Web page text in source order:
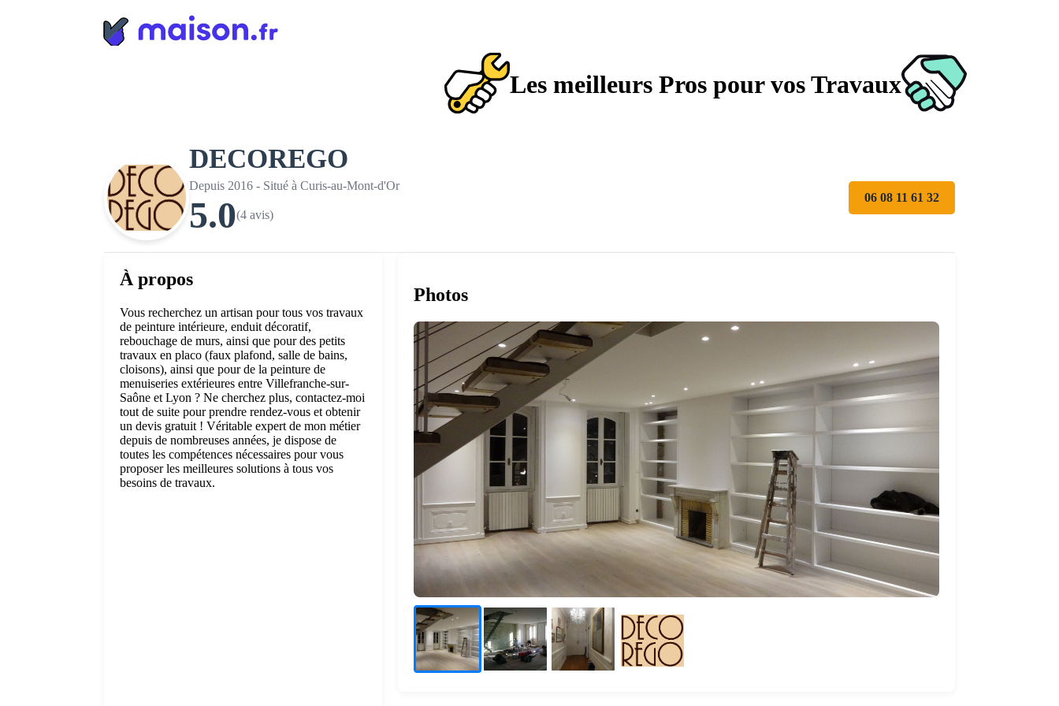
Les meilleurs Pros pour vos Travaux
DECOREGO
Depuis 2016 - Situé à Curis-au-Mont-d'Or
5.0(4 avis)
06 08 11 61 32
À propos
Vous recherchez un artisan pour tous vos travaux
de peinture intérieure, enduit décoratif,
rebouchage de murs, ainsi que pour des petits
travaux en placo (faux plafond, salle de bains,
cloisons), ainsi que pour de la peinture de
menuiseries extérieures entre Villefranche-sur-
Saône et Lyon ? Ne cherchez plus, contactez-moi
tout de suite pour prendre rendez-vous et obtenir
un devis gratuit ! Véritable expert de mon métier
depuis de nombreuses années, je dispose de
toutes les compétences nécessaires pour vous
proposer les meilleures solutions à tous vos
besoins de travaux.
Photos